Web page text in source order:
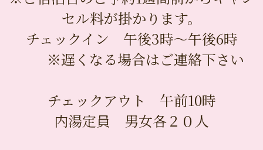
セル料が掛かります。
チェックイン 午後3時〜午後6時
※遅くなる場合はご連絡下さい
チェックアウト 午前10時
内湯定員 男女各２０人